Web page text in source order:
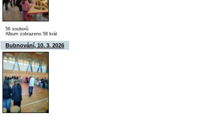
56 souborů
Album zobrazeno 58 krát
Bubnování, 10. 3. 2026